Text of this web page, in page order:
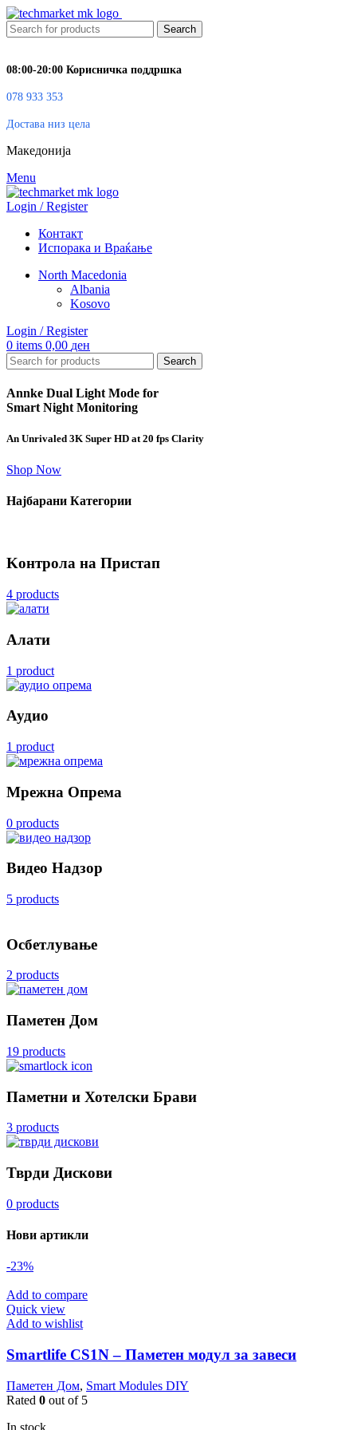
Search
08:00-20:00 Корисничка поддршка
078 933 353
Достава низ цела
Македонија
Menu
Login / Register
Контакт
Испорака и Враќање
North Macedonia
Albania
Kosovo
Login / Register
0 items 0,00 ден
Search
Annke Dual Light Mode for
Smart Night Monitoring
An Unrivaled 3K Super HD at 20 fps Clarity
Shop Now
Најбарани Категории
Kонтрола на Пристап
4 products
Алати
1 product
Аудио
1 product
Мрежна Опрема
0 products
Видео Надзор
5 products
Осбетлување
2 products
Паметен Дом
19 products
Паметни и Хотелски Брави
3 products
Тврди Дискови
0 products
Нови артикли
-23%
Add to compare
Quick view
Add to wishlist
Smartlife CS1N – Паметен модул за завеси
Паметен Дом, Smart Modules DIY
Rated 0 out of 5
In stock